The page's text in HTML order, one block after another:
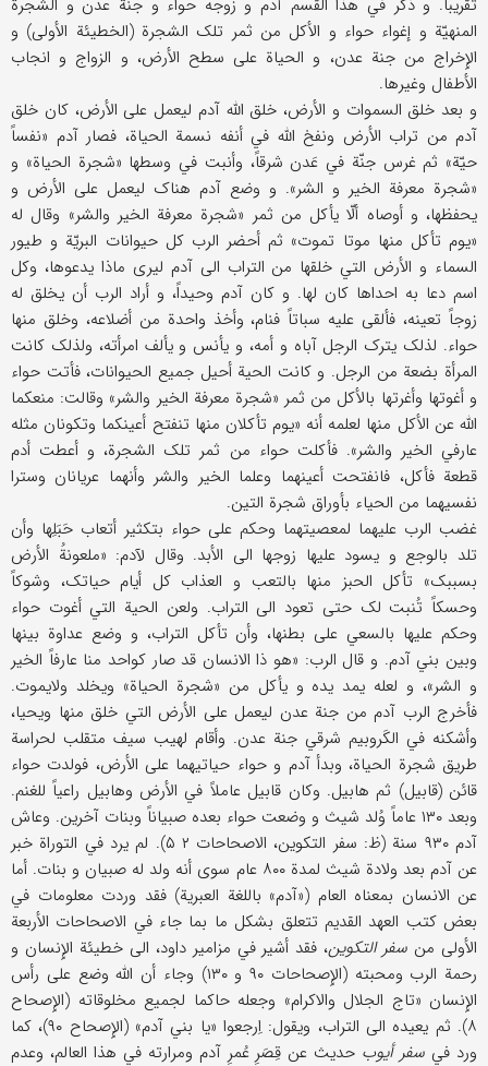
تقریباً. و ذکر في هذا القسم آدم و زوجه حواء و جنة عدن و الشجرة
المنهیّة و إغواء حواء و الأکل من ثمر تلک الشجرة (الخطیئة الأولی) و
الإِخراج من جنة عدن، و الحیاة علی سطح الأرض، و الزواج و انجاب
الأطفال وغیرها.
و بعد خلق السموات و الأرض، خلق اللَّه آدم لیعمل علی الأرض، کان خلق
آدم من تراب الأرض ونفخ اللَّه في أنفه نسمة الحیاة، فصار آدم «نفساً
حیّة» ثم غرس جنّة في عَدن شرقاً، وأنبت في وسطها «شجرة الحیاة» و
«شجرة معرفة الخیر و الشر». و وضع آدم هناک لیعمل علی الأرض و
یحفظها، و أوصاه ألّا یأکل من ثمر «شجرة معرفة الخیر والشر» وقال له
«یوم تأکل منها موتا تموت» ثم أحضر الرب کل حیوانات البریّة و طیور
السماء و الأرض التي خلقها من التراب الی آدم لیری ماذا یدعوها، وکل
اسم دعا به احداها کان لها. و کان آدم وحیداً، و أراد الرب أن یخلق له
زوجاً تعینه، فألقی علیه سباتاً فنام، وأخذ واحدة من أضلاعه، وخلق منها
حواء. لذلک یترک الرجل آباه و أمه، و یأنس و یألف امرأته، ولذلک کانت
المرأة بضعة من الرجل. و کانت الحیة أحیل جمیع الحیوانات، فأتت حواء
و أغوتها وأغرتها بالأکل من ثمر «شجرة معرفة الخیر والشر» وقالت: منعکما
اللَّه عن الأکل منها لعلمه أنه «یوم تأکلان منها تنفتح أعینکما وتکونان مثله
عارفي الخیر والشر». فأکلت حواء من ثمر تلک الشجرة، و أعطت أدم
قطعة فأکل، فانفتحت أعینهما وعلما الخیر والشر وأنهما عریانان وسترا
نفسیهما من الحیاء بأوراق شجرة التین.
غضب الرب علیهما لمعصیتهما وحکم علی حواء بتکثیر أتعاب حَبَلِها وأن
تلد بالوجع و یسود علیها زوجها الی الأبد. وقال لآدم: «ملعونةُ الأرض
بسببک» تأکل الحبز منها بالتعب و العذاب کل أیام حیاتک، وشوکاً
وحسکاً تُنبت لک حتی تعود الی التراب. ولعن الحیة التي أغوت حواء
وحکم علیها بالسعي علی بطنها، وأن تأکل التراب، و وضع عداوة بینها
وبین بني آدم. و قال الرب: «هو ذا الانسان قد صار کواحد منا عارفاً الخیر
و الشر»، و لعله یمد یده و یأکل من «شجرة الحیاة» ویخلد ولایموت.
فأخرج الرب آدم من جنة عدن لیعمل علی الأرض التي خلق منها ویحیا،
وأشکنه في الکَروبیم شرقي جنة عدن. وأقام لهیب سیف متقلب لحراسة
طریق شجرة الحیاة، وبدأ آدم و حواء حیاتیهما علی الأرض، فولدت حواء
قائن (قابیل) ثم هابیل. وکان قابیل عاملاً في الأرض وهابیل راعیاً للغنم.
وبعد ۱۳۰ عاماً وُلد شیث و وضعت حواء بعده صبیاناً وبنات آخرین. وعاش
آدم ۹۳۰ سنة (ظ: سفر التکوین، الاصحاحات ۲ ۵). لم یرد في التوراة خبر
عن آدم بعد ولادة شیث لمدة ۸۰۰ عام سوی أنه ولد له صبیان و بنات. أما
عن الانسان بمعناه العام («آدم» باللغة العبریة) فقد وردت معلومات في
بعض کتب العهد القدیم تتعلق بشکل ما بما جاء في الاصحاحات الأربعة
الأولی من سفر التکوین، فقد أشیر في مزامیر داود، الی خطیئة الإِنسان و
رحمة الرب ومحبته (الإِصحاحات ۹۰ و ۱۳۰) وجاء أن اللَّه وضع علی رأس
الإِنسان «تاج الجلال والاکرام» وجعله حاکما لجمیع مخلوقاته (الإِصحاح
۸). ثم یعیده الی التراب، ویقول: اِرجعوا «یا بني آدم» (الإِصحاح ۹۰)، کما
ورد في سفر أیوب حدیث عن قِصَرِ عُمرِ آدم ومرارته في هذا العالم، وعدم